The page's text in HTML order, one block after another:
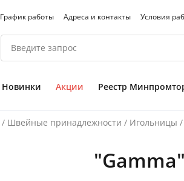
График работы Адреса и контакты Условия
Новинки Акции Реестр
/ Швейные принадлежности / Игольницы /
Фото товара